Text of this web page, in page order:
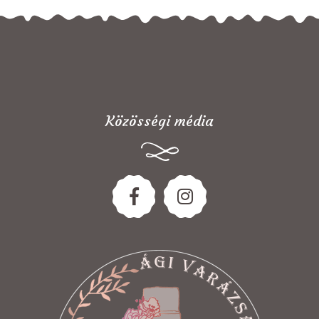
Közösségi média